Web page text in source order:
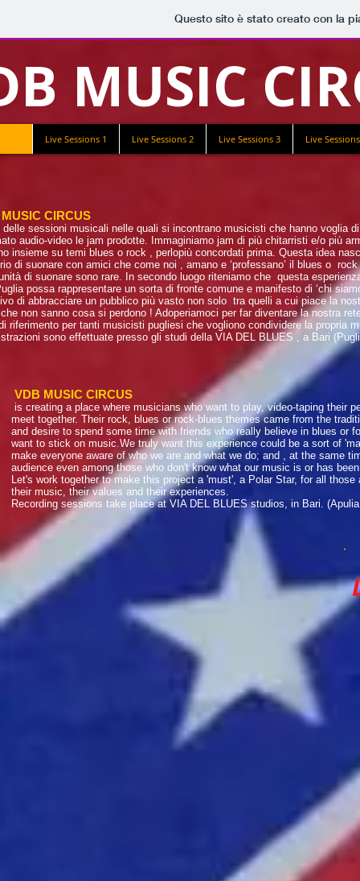
Questo sito è stato creato con la
Live Sessions 1 Live Sessions 2 Live Sessions 3 Live
MUSIC
CIRCUS
delle sessioni musicali nelle quali si incontrano musicisti che hanno voglia
audio-video le jam prodotte. Immaginiamo jam di più chitarristi e/o più
insieme su temi blues o rock , perlopiù concordati prima. Questa idea
di suonare con amici che come noi , amano e ‘professano’ il blues o
di suonare sono rare. In secondo luogo riteniamo che questa
possa rappresentare un sorta di fronte comune e manifesto di ‘chi
di abbracciare un pubblico più vasto non solo tra quelli a cui piace la
non sanno cosa si perdono ! Adoperiamoci per far diventare la nostra
riferimento per tanti musicisti pugliesi che vogliono condividere la propria
sono effettuate presso gli studi della VIA DEL BLUES , a Bari
VDB MUSIC CIRCUS
is creating a place where musicians who want to play, video-taping their
meet together. Their rock, blues or rock-blues themes came from the
and desire to spend some time with friends who really believe in blues or
want to stick on music.We truly want this experience could be a sort of
make everyone aware of who we are and what we do; and , at the same
audience even among those who don't know what our music is or has
Let's work together to make this project a 'must', a Polar Star, for all
their music, their values and their experiences.
Recording sessions take place at VIA DEL BLUES studios, in Bari.